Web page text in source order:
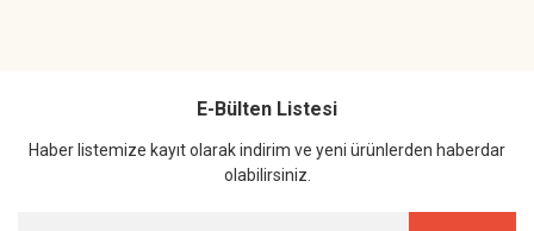
E-Bülten Listesi
Haber listemize kayıt olarak indirim ve yeni ürünlerden haberdar
olabilirsiniz.